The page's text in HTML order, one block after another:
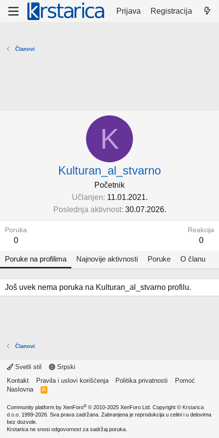
Prijava Registracija
Članovi
K
Kulturan_al_stvarno
Početnik
Učlanjen 11.01.2021.
Poslednja aktivnost 30.07.2026.
Poruka
0
Reakcija
0
Poruke na profilima Najnovije aktivnosti Poruke O članu
Još uvek nema poruka na Kulturan_al_stvarno profilu.
Članovi
Svetli stil
Srpski
Kontakt
Pravila i uslovi korišćenja Politika privatnosti
Pomoć
Naslovna
R
Community platform by XenForo® © 2010-2025 XenForo Ltd. Copyright © Krstarica
d.o.o. 1999-2026. Sva prava zadržana. Zabranjena je reprodukcija u celini i u delovima
bez dozvole.
Krstarica ne snosi odgovornost za sadržaj poruka.